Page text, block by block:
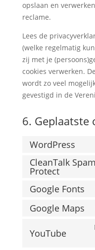
opslaan en
reclame.
Lees de
(welke regelmatig
zij met je
cookies verwerken.
wordt zo veel
gevestigd in de
6. Geplaatste
WordPress
CleanTalk Spam
Protect
Google Fonts
Google Maps
YouTube